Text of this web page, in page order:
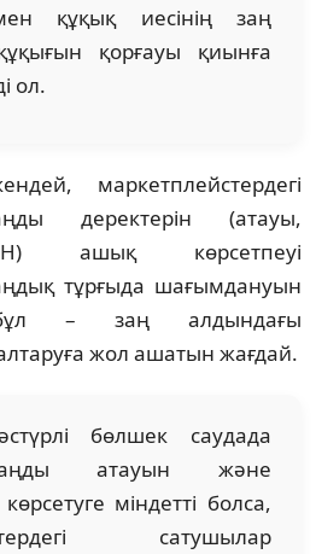
құқық иесінің заң
қорғауы қиынға
ол.
маркетплейстердегі
деректерін (атауы,
ашық көрсетпеуі
тұрғыда шағымдануын
– заң алдындағы
жол ашатын жағдай.
бөлшек саудада
атауын және
міндетті болса,
сатушылар